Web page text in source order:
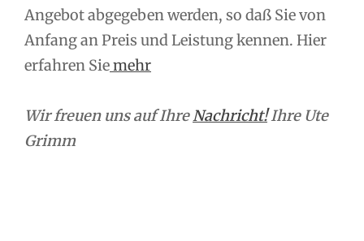
Angebot abgegeben werden, so daß Sie von
Anfang an Preis und Leistung kennen. Hier
erfahren Siemehr
Wir freuen uns auf IhreNachricht!Ihre Ute
Grimm